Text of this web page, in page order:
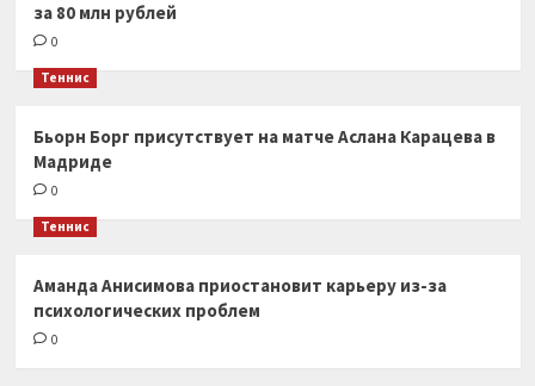
за 80 млн рублей
0
Теннис
Бьорн Борг присутствует на матче Аслана Карацева в
Мадриде
0
Теннис
Аманда Анисимова приостановит карьеру из-за
психологических проблем
0